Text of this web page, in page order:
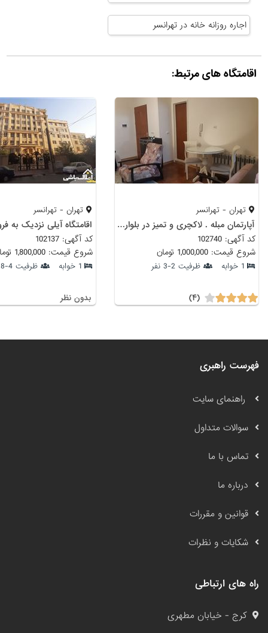
اجاره روزانه خانه در تهرانسر
اقامتگاه های مرتبط:
تهران - تهرانسر
آپارتمان مبله . لاکچری و تمیز در بلوار لاله
کد آگهی: 102740
شروع قیمت: 1,000,000 تومان
1 خوابه ظرفیت 2-3 نفر
(۴)
تهران - تهرانسر
کد آگهی: 102137
شروع قیمت: 1,800,000 تومان
1 خوابه ظرفیت 4-8 نفر
بدون نظر
فهرست راهبری
راهنمای سایت
سوالات متداول
تماس با ما
درباره ما
قوانین و مقررات
شکایات و نظرات
راه های ارتباطی
کرج - خیابان مطهری